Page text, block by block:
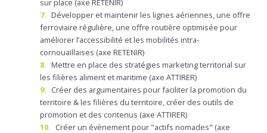
sur place (axe RETENIR)
Développer et maintenir les lignes aériennes, une offre
ferroviaire régulière, une offre routière optimisée pour
améliorer l’accessibilité et les mobilités intra-
cornouaillaises (axe RETENIR)
Mettre en place des stratégies marketing territorial sur
les filières aliment et maritime (axe ATTIRER)
Créer des argumentaires pour faciliter la promotion du
territoire & les filières du territoire, créer des outils de
promotion et des contenus (axe ATTIRER)
Créer un évènement pour "actifs nomades" (axe